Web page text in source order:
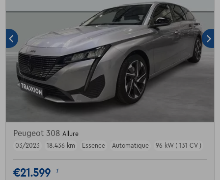
Peugeot 308 Allure
03/2023
18.436 km Essence Automatique 96 kW ( 131 CV )
€21.599 1